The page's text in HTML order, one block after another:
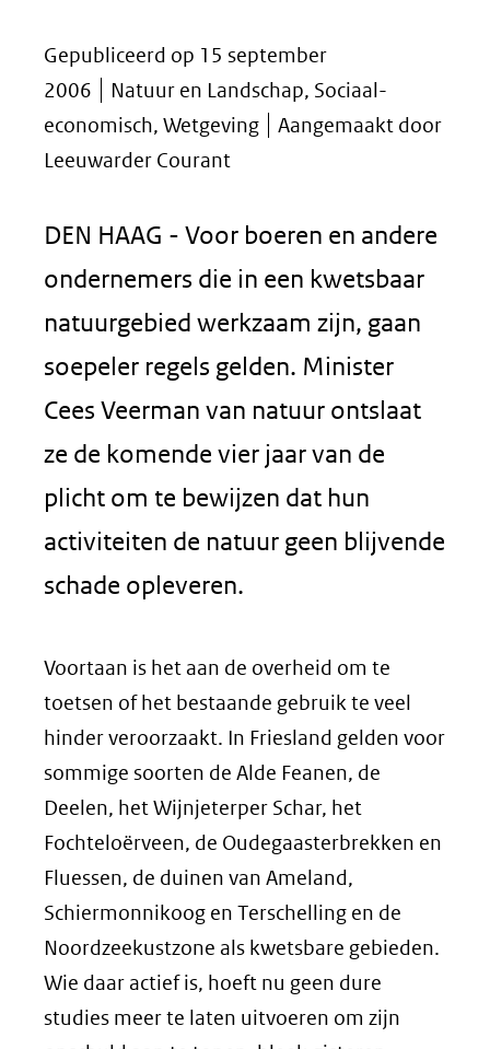
Gepubliceerd op 15 september
2006
Natuur en Landschap, Sociaal-
economisch, Wetgeving
Aangemaakt door
Leeuwarder Courant
DEN HAAG - Voor boeren en andere
ondernemers die in een kwetsbaar
natuurgebied werkzaam zijn, gaan
soepeler regels gelden. Minister
Cees Veerman van natuur ontslaat
ze de komende vier jaar van de
plicht om te bewijzen dat hun
activiteiten de natuur geen blijvende
schade opleveren.
Voortaan is het aan de overheid om te
toetsen of het bestaande gebruik te veel
hinder veroorzaakt. In Friesland gelden voor
sommige soorten de Alde Feanen, de
Deelen, het Wijnjeterper Schar, het
Fochteloërveen, de Oudegaasterbrekken en
Fluessen, de duinen van Ameland,
Schiermonnikoog en Terschelling en de
Noordzeekustzone als kwetsbare gebieden.
Wie daar actief is, hoeft nu geen dure
studies meer te laten uitvoeren om zijn